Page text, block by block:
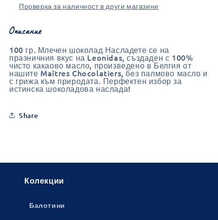
Проверка за наличност в други магазини
Описание
100 гр. Млечен шоколад Насладете се на
празничния вкус на Leonidas, създаден с 100%
чисто какаово масло, произведено в Белгия от
нашите Maîtres Chocolatiers, без палмово масло и
с грижа към природата. Перфектен избор за
истинска шоколадова наслада!
Share
Колекции
Балотини